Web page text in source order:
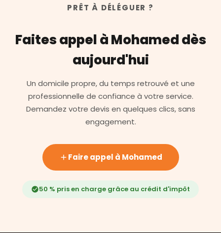
PRÊT À DÉLÉGUER ?
Faites appel à Mohamed dès
aujourd'hui
Un domicile propre, du temps retrouvé et une
professionnelle de confiance à votre service.
Demandez votre devis en quelques clics, sans
engagement.
Faire appel à Mohamed
50 % pris en charge grâce au crédit d'impôt